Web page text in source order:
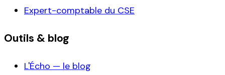
Expert-comptable du CSE
Outils & blog
L'Écho — le blog